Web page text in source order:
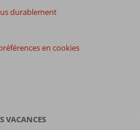
durablement
en cookies
VACANCES